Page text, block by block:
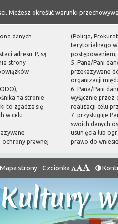
. Możesz określić warunki
danych
adresu IP, są
strony
na stronie
to zgadza się
w celu
ochrony prawnej
(Policja,
terytorialnego w
postępowaniem,
5. Pana/Pani
przekazywane
organizacji
6. Pana/Pani
wyłącznie przez
realizacji celu
7. przysługuje
swoich danych
usunięcia lub
prawo do
Mapa strony Czcionka